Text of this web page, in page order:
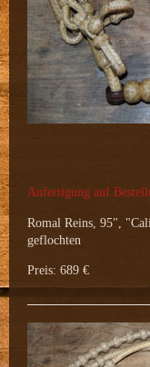
Anfertigung auf
Romal Reins, 95",
geflochten
Preis: 689 €